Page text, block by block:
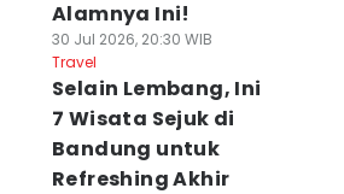
Alamnya Ini!
30 Jul 2026, 20:30 WIB
Travel
Selain Lembang, Ini
7 Wisata Sejuk di
Bandung untuk
Refreshing Akhir